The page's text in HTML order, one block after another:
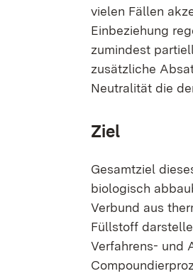
vielen Fällen
Einbeziehung
zumindest
zusätzliche
Neutralität die
Ziel
Gesamtziel
biologisch
Verbund aus
Füllstoff
Verfahrens- und